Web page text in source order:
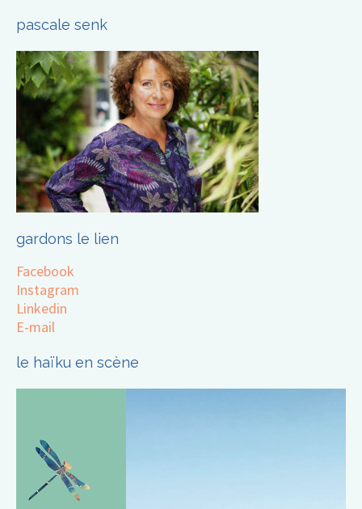
pascale senk
gardons le lien
Facebook
Instagram
Linkedin
E-mail
le haïku en scène